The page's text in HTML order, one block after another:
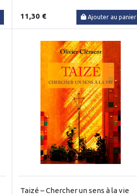
11,30 € Ajouter au panier
Taizé – Chercher un sens à la vie